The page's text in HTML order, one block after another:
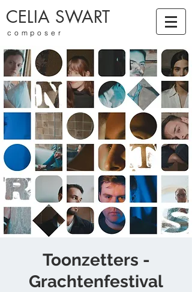
CELIA SWART
composer
Toonzetters -
Grachtenfestival